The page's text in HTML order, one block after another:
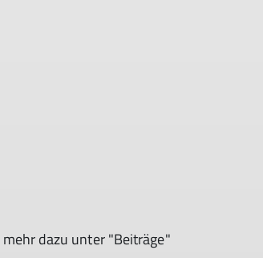
dazu unter "Beiträge"